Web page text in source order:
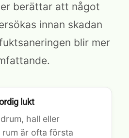
berättar att något
innan skadan
blir mer
lukt
hall eller
rum är ofta första